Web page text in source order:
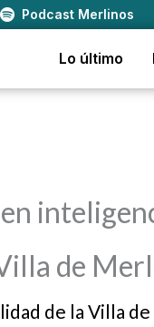
Podcast Merlinos
Lo último
de
de la Villa